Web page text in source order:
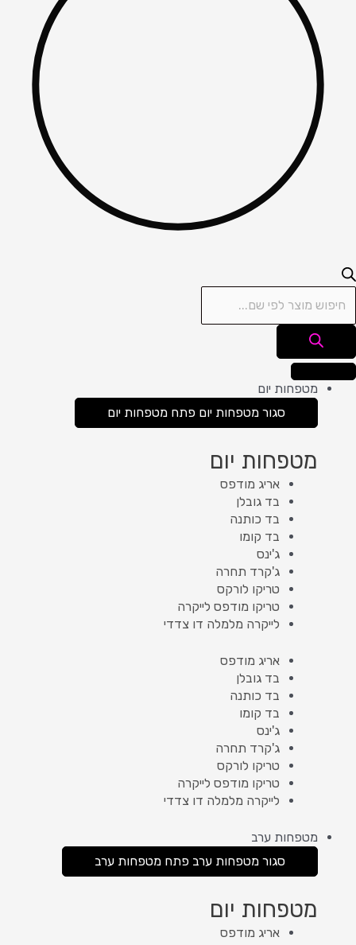
מטפחות יום
סגור מטפחות יום פתח מטפחות יום
מטפחות יום
אריג מודפס
בד גובלן
בד כותנה
בד קומו
ג'ינס
ג'קרד תחרה
טריקו לורקס
טריקו מודפס לייקרה
לייקרה מלמלה דו צדדי
אריג מודפס
בד גובלן
בד כותנה
בד קומו
ג'ינס
ג'קרד תחרה
טריקו לורקס
טריקו מודפס לייקרה
לייקרה מלמלה דו צדדי
מטפחות ערב
סגור מטפחות ערב פתח מטפחות ערב
מטפחות יום
אריג מודפס